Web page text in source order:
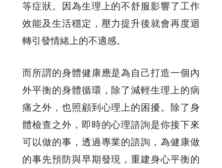
等症狀。因為生理上的不舒服影響了工作
效能及生活穩定，壓力提升後就會再度迴
轉引發情緒上的不適感。
而所謂的身體健康應是為自己打造一個內
外平衡的身體循環，除了減輕生理上的病
痛之外，也照顧到心理上的困擾。除了身
體檢查之外，即時的心理諮詢是你接下來
可以做的事，透過專業的諮詢，為健康做
的事先預防與早期發現，重建身心平衡的